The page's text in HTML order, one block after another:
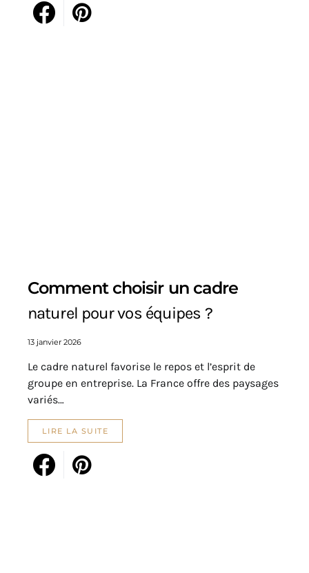
Comment choisir un cadre
naturel pour vos équipes ?
13 janvier 2026
Le cadre naturel favorise le repos et l’esprit de
groupe en entreprise. La France offre des paysages
variés…
LIRE LA SUITE